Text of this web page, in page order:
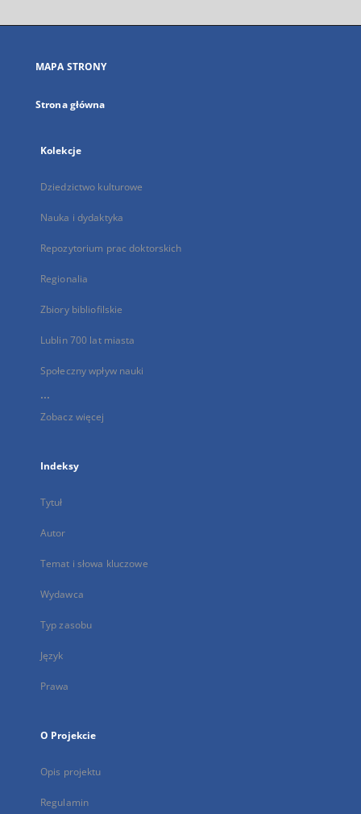
się
karcie
MAPA STRONY
Strona główna
Kolekcje
Dziedzictwo kulturowe
Nauka i dydaktyka
Repozytorium prac doktorskich
Regionalia
Zbiory bibliofilskie
Lublin 700 lat miasta
Społeczny wpływ nauki
...
Zobacz więcej
Indeksy
Tytuł
Autor
Temat i słowa kluczowe
Wydawca
Typ zasobu
Język
Prawa
O Projekcie
Opis projektu
Regulamin